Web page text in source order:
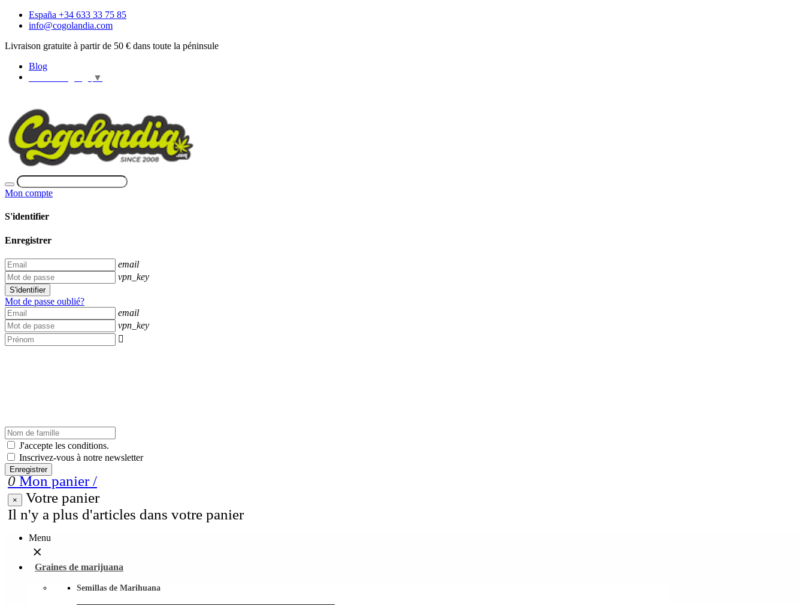
España +34 633 33 75 85
info@cogolandia.com
Livraison gratuite à partir de 50 € dans toute la péninsule
Blog
▼
Mon compte
S'identifier
Enregistrer
email
vpn_key
S'identifier
Mot de passe oublié?
email
vpn_key

J'accepte les conditions.
Inscrivez-vous à notre newsletter
Enregistrer
0 Mon panier/
×
Votre panier
Il n'y a plus d'articles dans votre panier
Menu
Graines de marijuana
Semillas de Marihuana